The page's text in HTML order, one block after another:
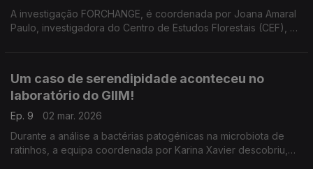
A investigação FORCHANGE, é coordenada por Joana Amaral
Paulo, investigadora do Centro de Estudos Florestais (CEF), do
Um caso de serendipidade aconteceu no
laboratório do GIIM!
Ep. 9
02 mar. 2026
Durante a análise a bactérias patogénicas na microbiota de
ratinhos, a equipa coordenada por Karina Xavier descobriu,